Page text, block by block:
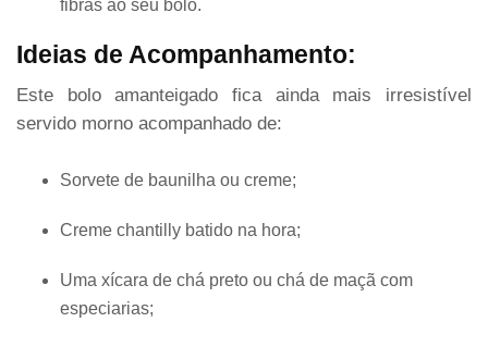
fibras ao seu bolo.
Ideias de Acompanhamento:
Este bolo amanteigado fica ainda mais irresistível
servido morno acompanhado de:
Sorvete de baunilha ou creme;
Creme chantilly batido na hora;
Uma xícara de chá preto ou chá de maçã com
especiarias;